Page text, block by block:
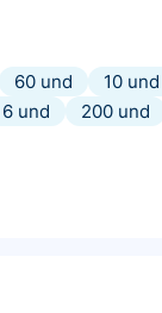
60 und
10 und
6 und
200 und